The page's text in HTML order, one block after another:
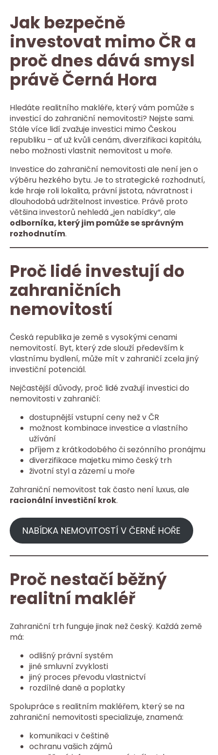
Jak bezpečně
investovat mimo ČR a
proč dnes dává smysl
právě Černá Hora
Hledáte realitního makléře, který vám pomůže s
investicí do zahraniční nemovitosti? Nejste sami.
Stále více lidí zvažuje investici mimo Českou
republiku – ať už kvůli cenám, diverzifikaci kapitálu,
nebo možnosti vlastnit nemovitost u moře.
Investice do zahraniční nemovitosti ale není jen o
výběru hezkého bytu. Je to strategické rozhodnutí,
kde hraje roli lokalita, právní jistota, návratnost i
dlouhodobá udržitelnost investice. Právě proto
většina investorů nehledá „jen nabídky“, ale
odborníka, který jim pomůže se správným
rozhodnutím.
Proč lidé investují do
zahraničních
nemovitostí
Česká republika je země s vysokými cenami
nemovitostí. Byt, který zde slouží především k
vlastnímu bydlení, může mít v zahraničí zcela jiný
investiční potenciál.
Nejčastější důvody, proč lidé zvažují investici do
nemovitosti v zahraničí:
dostupnější vstupní ceny než v ČR
možnost kombinace investice a vlastního
užívání
příjem z krátkodobého či sezónního pronájmu
diverzifikace majetku mimo český trh
životní styl a zázemí u moře
Zahraniční nemovitost tak často není luxus, ale
racionální investiční krok.
NABÍDKA NEMOVITOSTÍ V ČERNÉ HOŘE
Proč nestačí běžný
realitní makléř
Zahraniční trh funguje jinak než český. Každá země
má:
odlišný právní systém
jiné smluvní zvyklosti
jiný proces převodu vlastnictví
rozdílné daně a poplatky
Spolupráce s realitním makléřem, který se na
zahraniční nemovitosti specializuje, znamená:
komunikaci v češtině
ochranu vašich zájmů